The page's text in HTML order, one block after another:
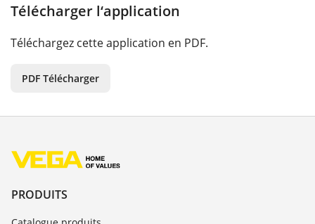
Télécharger l‘application
Téléchargez cette application en PDF.
PDF Télécharger
PRODUITS